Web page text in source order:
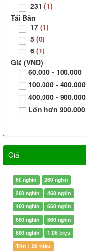
231 (1)
Tái Bản
17 (1)
5 (0)
6 (1)
Giá (VND)
60.000 - 100.000
100.000 - 400.000
400.000 - 900.000
Lớn hơn 900.000
Giá
60 nghìn
260 nghìn
260 nghìn
460 nghìn
460 nghìn
660 nghìn
660 nghìn
860 nghìn
860 nghìn
1.06 triệu
Trên 1.06 triệu